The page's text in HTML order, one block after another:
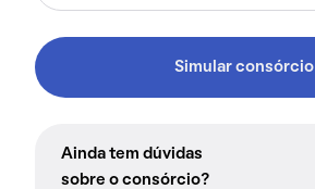
Simular consórcio
Ainda tem dúvidas
sobre o consórcio?